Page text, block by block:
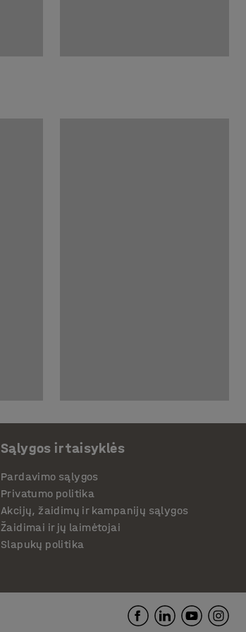
Sąlygos ir taisyklės
Pardavimo sąlygos
Privatumo politika
Akcijų, žaidimų ir kampanijų sąlygos
Žaidimai ir jų laimėtojai
Slapukų politika